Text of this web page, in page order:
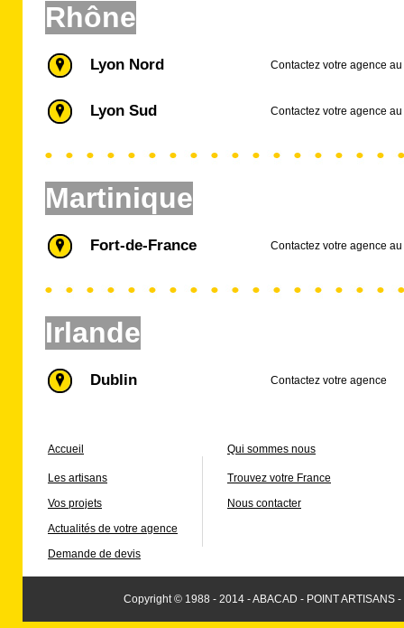
Rhône
Lyon Nord Contactez votre agence
Lyon Sud Contactez votre agence
Martinique
Fort-de-France Contactez votre agence au
Irlande
Dublin Contactez votre agence
Accueil
Les artisans
Vos projets
Actualités de votre agence
Demande de devis
Qui sommes nous
Trouvez votre France
Nous contacter
Copyright © 1988 - 2014 - ABACAD - POINT ARTISANS